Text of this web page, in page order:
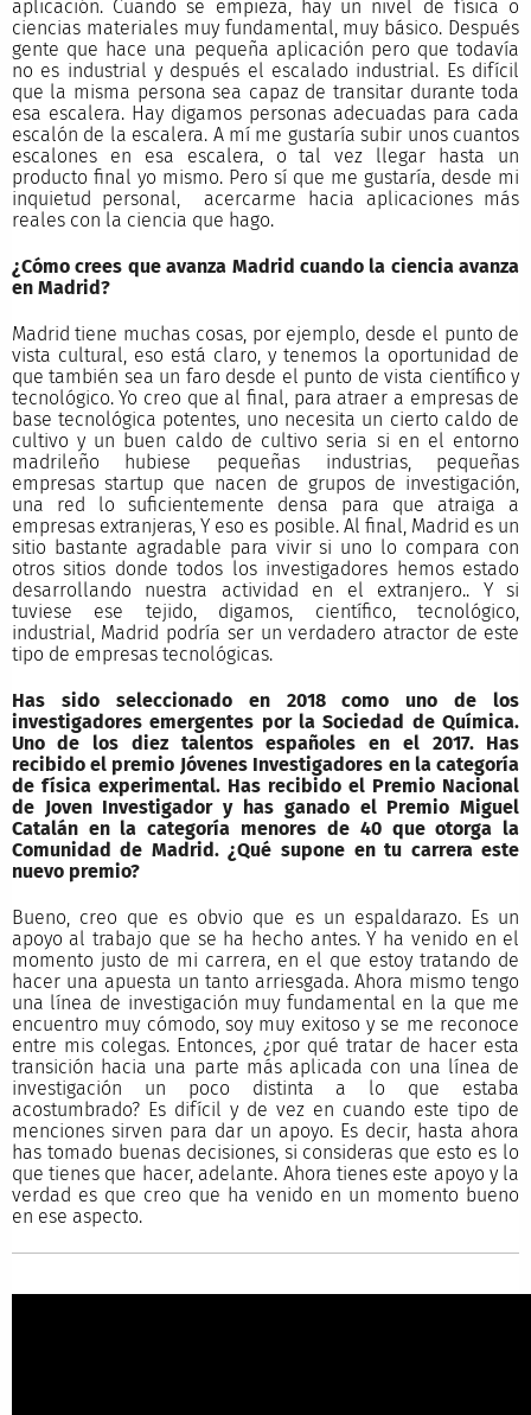
aplicación. Cuando se empieza, hay un nivel de física o
ciencias materiales muy fundamental, muy básico. Después
gente que hace una pequeña aplicación pero que todavía
no es industrial y después el escalado industrial. Es difícil
que la misma persona sea capaz de transitar durante toda
esa escalera. Hay digamos personas adecuadas para cada
escalón de la escalera. A mí me gustaría subir unos cuantos
escalones en esa escalera, o tal vez llegar hasta un
producto final yo mismo. Pero sí que me gustaría, desde mi
inquietud personal,
acercarme hacia aplicaciones más
reales con la ciencia que hago.
¿Cómo crees que avanza Madrid cuando la ciencia avanza
en Madrid?
Madrid tiene muchas cosas, por ejemplo, desde el punto de
vista cultural, eso está claro, y tenemos la oportunidad de
que también sea un faro desde el punto de vista científico y
tecnológico. Yo creo que al final, para atraer a empresas de
base tecnológica potentes, uno necesita un cierto caldo de
cultivo y un buen caldo de cultivo seria si en el entorno
madrileño hubiese pequeñas industrias, pequeñas
empresas startup que nacen de grupos de investigación,
una red lo suficientemente densa para que atraiga a
empresas extranjeras, Y eso es posible. Al final, Madrid es un
sitio bastante agradable para vivir si uno lo compara con
otros sitios donde todos los investigadores hemos estado
desarrollando nuestra actividad en el extranjero.. Y si
tuviese ese tejido, digamos, científico, tecnológico,
industrial, Madrid podría ser un verdadero atractor de este
tipo de empresas tecnológicas.
Has sido seleccionado en 2018 como uno de los
investigadores emergentes por la Sociedad de Química.
Uno de los diez talentos españoles en el 2017. Has
recibido el premio Jóvenes Investigadores en la categoría
de física experimental. Has recibido el Premio Nacional
de Joven Investigador y has ganado el Premio Miguel
Catalán en la categoría menores de 40 que otorga la
Comunidad de Madrid. ¿Qué supone en tu carrera este
nuevo premio?
Bueno, creo que es obvio que es un espaldarazo. Es un
apoyo al trabajo que se ha hecho antes. Y ha venido en el
momento justo de mi carrera, en el que estoy tratando de
hacer una apuesta un tanto arriesgada. Ahora mismo tengo
una línea de investigación muy fundamental en la que me
encuentro muy cómodo, soy muy exitoso y se me reconoce
entre mis colegas. Entonces, ¿por qué tratar de hacer esta
transición hacia una parte más aplicada con una línea de
investigación un poco distinta a lo que estaba
acostumbrado? Es difícil y de vez en cuando este tipo de
menciones sirven para dar un apoyo. Es decir, hasta ahora
has tomado buenas decisiones, si consideras que esto es lo
que tienes que hacer, adelante. Ahora tienes este apoyo y la
verdad es que creo que ha venido en un momento bueno
en ese aspecto.